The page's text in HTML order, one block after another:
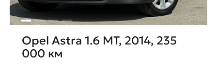
Opel Astra 1.6 MT, 2014, 235
000 км